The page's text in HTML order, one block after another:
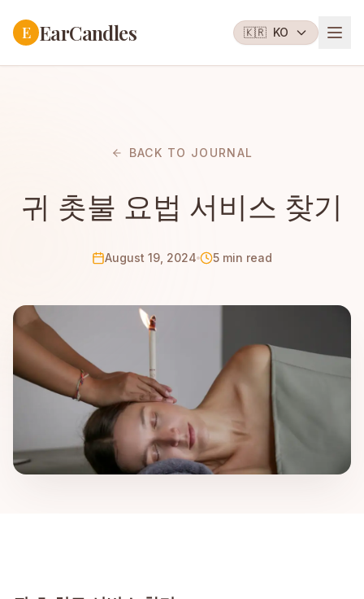
E EarCandles 🇰🇷 KO
BACK TO JOURNAL
귀 촛불 요법 서비스 찾기
August 19, 2024 5 min read